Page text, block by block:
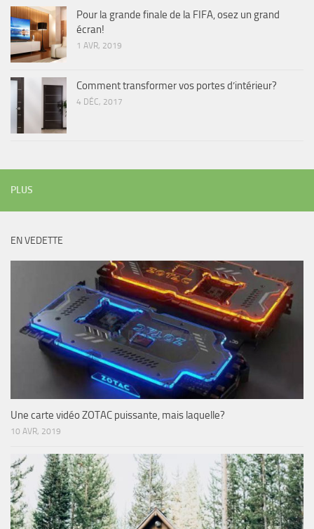
Pour la grande finale de la FIFA, osez un grand
écran!
1 AVR, 2019
Comment transformer vos portes d’intérieur?
4 DÉC, 2017
PLUS
EN VEDETTE
Une carte vidéo ZOTAC puissante, mais laquelle?
10 AVR, 2019